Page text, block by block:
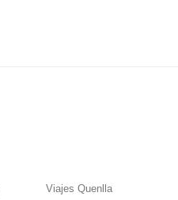
Viajes Quenlla